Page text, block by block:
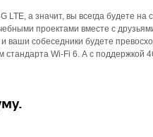
LTE, а значит, вы всегда будете
проектами вместе с
собеседники будете
стандарта Wi‑Fi 6. А с поддержкой